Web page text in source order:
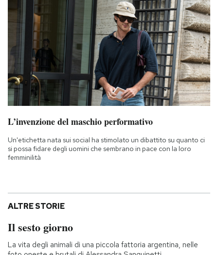
L’invenzione del maschio performativo
Un'etichetta nata sui social ha stimolato un dibattito su quanto ci
si possa fidare degli uomini che sembrano in pace con la loro
femminilità
ALTRE STORIE
Il sesto giorno
La vita degli animali di una piccola fattoria argentina, nelle